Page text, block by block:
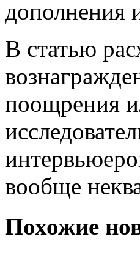
дополнения
В статью
поощрения
вообще
Похожие